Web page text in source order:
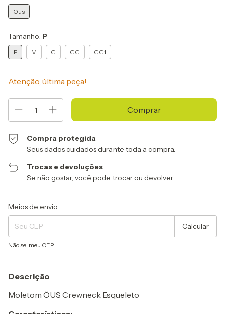
Ous
Tamanho: P
P M G GG GG1
Atenção, última peça!
Compra protegida
Seus dados cuidados durante toda a compra.
Trocas e devoluções
Se não gostar, você pode trocar ou devolver.
Entregas para o CEP:
Meios de envio
Calcular
Não sei meu CEP
Descrição
Moletom ÖUS Crewneck Esqueleto